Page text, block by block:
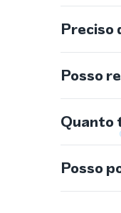
Preciso
Posso
Quanto
Posso